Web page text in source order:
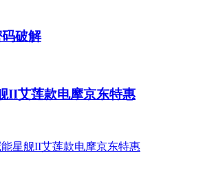
破解
II艾莲款电摩京东特惠